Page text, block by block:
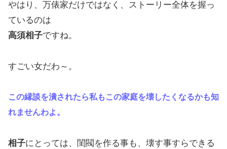
やはり、万俵家だけではなく、ストーリー全体を握っ
ているのは
高須相子ですね。
すごい女だわ～。
この縁談を潰されたら私もこの家庭を壊したくなるかも知
れませんわよ。
相子にとっては、閨閥を作る事も、壊す事すらできる